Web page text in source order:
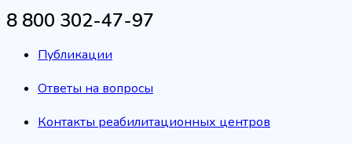
8 800 302-47-97
Публикации
Ответы на вопросы
Контакты реабилитационных центров